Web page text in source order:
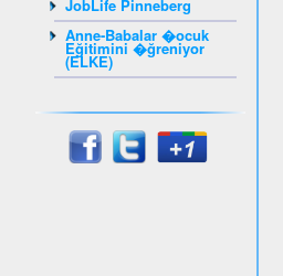
JobLife Pinneberg
Anne-Babalar �ocuk
Eğitimini �ğreniyor
(ELKE)